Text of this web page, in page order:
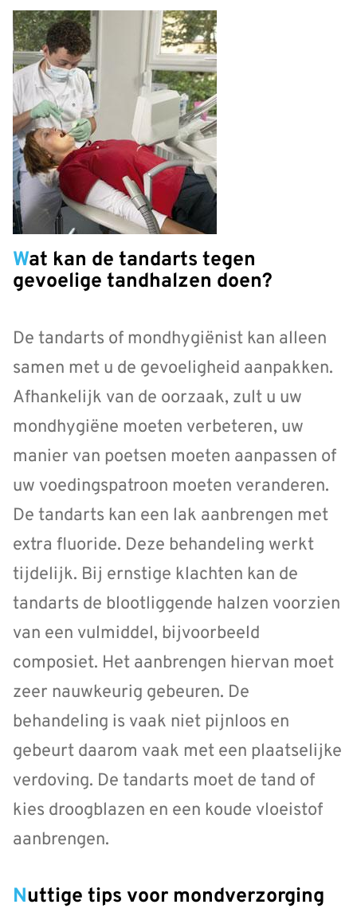
Wat kan de tandarts tegen
gevoelige tandhalzen doen?
De tandarts of mondhygiënist kan alleen
samen met u de gevoeligheid aanpakken.
Afhankelijk van de oorzaak, zult u uw
mondhygiëne moeten verbeteren, uw
manier van poetsen moeten aanpassen of
uw voedingspatroon moeten veranderen.
De tandarts kan een lak aanbrengen met
extra fluoride. Deze behandeling werkt
tijdelijk. Bij ernstige klachten kan de
tandarts de blootliggende halzen voorzien
van een vulmiddel, bijvoorbeeld
composiet. Het aanbrengen hiervan moet
zeer nauwkeurig gebeuren. De
behandeling is vaak niet pijnloos en
gebeurt daarom vaak met een plaatselijke
verdoving. De tandarts moet de tand of
kies droogblazen en een koude vloeistof
aanbrengen.
Nuttige tips voor mondverzorging